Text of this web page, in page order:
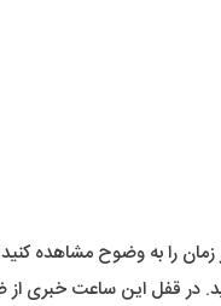
را به وضوح مشاهده
در قفل این ساعت خبری